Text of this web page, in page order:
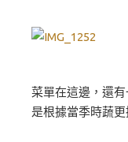
菜單在這邊，還
是根據當季時蔬